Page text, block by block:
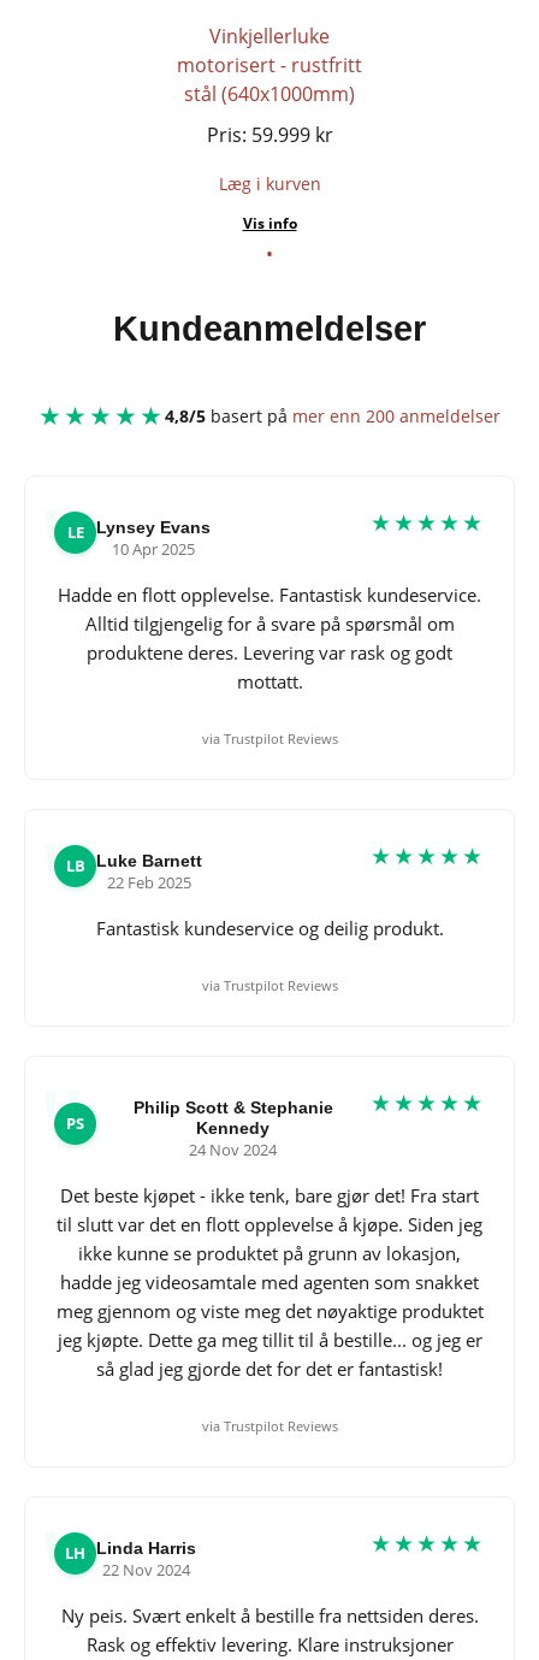
Vinkjellerluke
motorisert - rustfritt
stål (640x1000mm)
Pris: 59.999kr
Læg i kurven
Vis info
Kundeanmeldelser
★★★★★ 4,8/5 basert på mer enn 200 anmeldelser
LE Lynsey Evans
10 Apr 2025
★★★★★
Hadde en flott opplevelse. Fantastisk kundeservice.
Alltid tilgjengelig for å svare på spørsmål om
produktene deres. Levering var rask og godt
mottatt.
via Trustpilot Reviews
LB Luke Barnett
22 Feb 2025
★★★★★
Fantastisk kundeservice og deilig produkt.
via Trustpilot Reviews
PS
Philip Scott & Stephanie
Kennedy
24 Nov 2024
★★★★★
Det beste kjøpet - ikke tenk, bare gjør det! Fra start
til slutt var det en flott opplevelse å kjøpe. Siden jeg
ikke kunne se produktet på grunn av lokasjon,
hadde jeg videosamtale med agenten som snakket
meg gjennom og viste meg det nøyaktige produktet
jeg kjøpte. Dette ga meg tillit til å bestille... og jeg er
så glad jeg gjorde det for det er fantastisk!
via Trustpilot Reviews
LH Linda Harris
22 Nov 2024
★★★★★
Ny peis. Svært enkelt å bestille fra nettsiden deres.
Rask og effektiv levering. Klare instruksjoner